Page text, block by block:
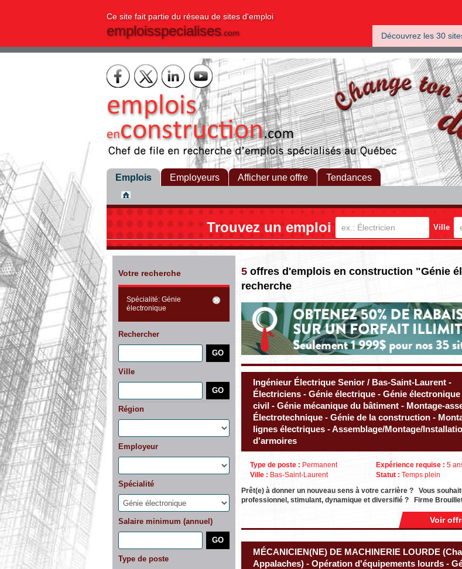
Ce site fait partie du réseau de sites d'emploi
emploisspecialises.com Découvrez les 30
Emplois Employeurs Afficher une offre Tendances
Trouvez un emploi Ville
Votre recherche
Spécialité: Génie
électronique
Rechercher
Ville
Région
Employeur
Spécialité
Salaire minimum (annuel)
Type de poste
5 offres d'emplois en construction "Génie
recherche
Ingénieur Électrique Senior / Bas-Saint-Laurent -
Électriciens - Génie électrique - Génie électronique
civil - Génie mécanique du bâtiment - Montage-
Électrotechnique - Génie de la construction -
lignes électriques - Assemblage/Montage/
d'armoires
Type de poste : Permanent
Ville : Bas-Saint-Laurent
Expérience requise : 5
Statut : Temps plein
Prêt(e) à donner un nouveau sens à votre carrière ? Vous
professionnel, stimulant, dynamique et diversifié ? Firme
Voir
MÉCANICIEN(NE) DE MACHINERIE LOURDE
Appalaches) - Opération d'équipements lourds -